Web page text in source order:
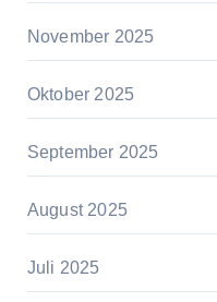
November 2025
Oktober 2025
September 2025
August 2025
Juli 2025